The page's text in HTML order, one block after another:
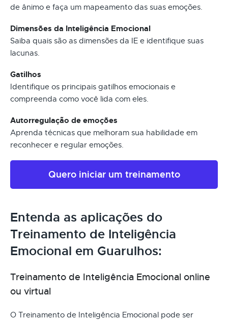
de ânimo e faça um mapeamento das suas emoções.
Dimensões da Inteligência Emocional
Saiba quais são as dimensões da IE e identifique suas
lacunas.
Gatilhos
Identifique os principais gatilhos emocionais e
compreenda como você lida com eles.
Autorregulação de emoções
Aprenda técnicas que melhoram sua habilidade em
reconhecer e regular emoções.
Quero iniciar um treinamento
Entenda as aplicações do
Treinamento de Inteligência
Emocional em Guarulhos:
Treinamento de Inteligência Emocional online
ou virtual
O Treinamento de Inteligência Emocional pode ser